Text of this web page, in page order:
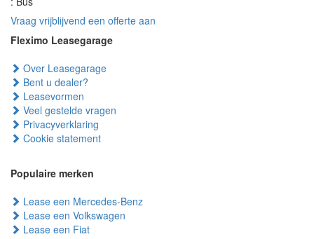
Vraag vrijblijvend een offerte aan
Fleximo Leasegarage
Over Leasegarage
Bent u dealer?
Leasevormen
Veel gestelde vragen
Privacyverklaring
Cookie statement
Populaire merken
Lease een Mercedes-Benz
Lease een Volkswagen
Lease een Fiat